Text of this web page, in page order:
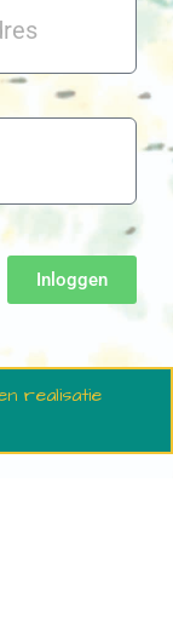
Inloggen
realisatie